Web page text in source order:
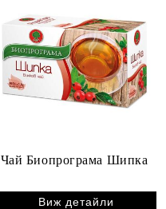
Чай Биопрограма Шипка
Виж детайли